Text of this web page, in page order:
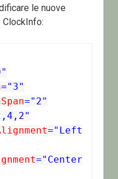
le nuove
="3"
="2"
="Left
="Center